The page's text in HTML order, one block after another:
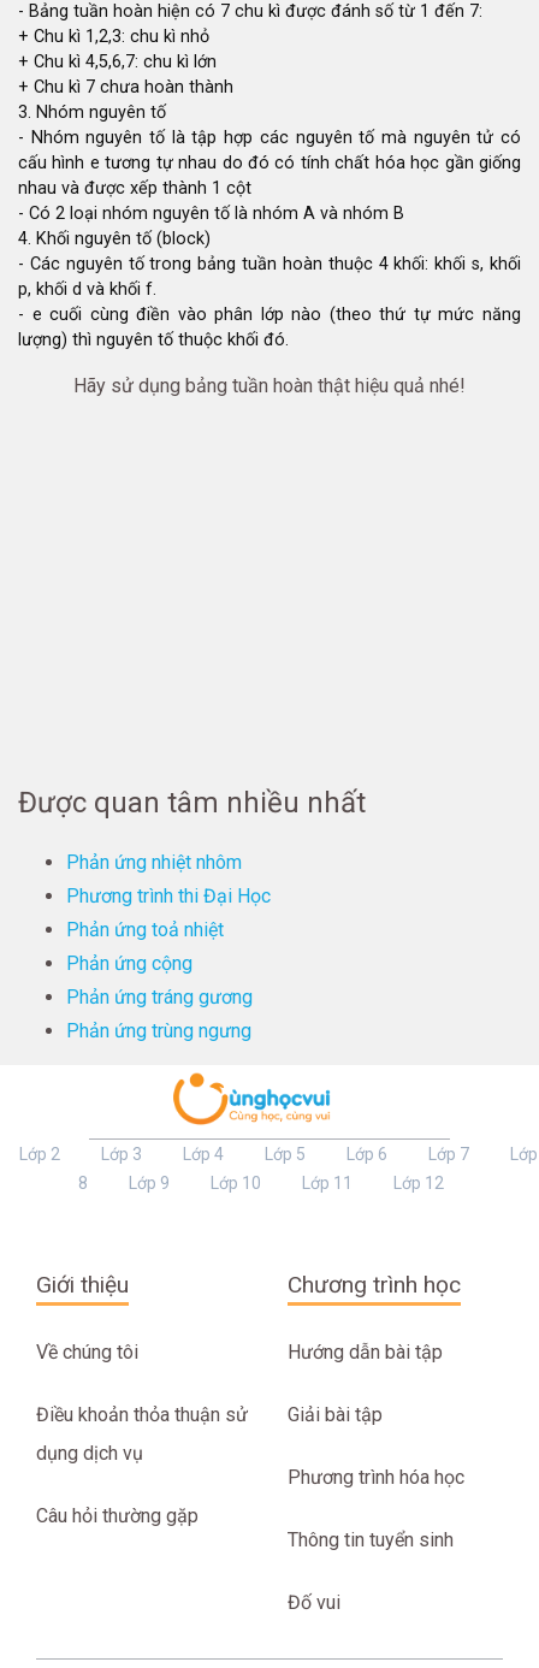
- Bảng tuần hoàn hiện có 7 chu kì được đánh số từ 1 đến 7:
+ Chu kì 1,2,3: chu kì nhỏ
+ Chu kì 4,5,6,7: chu kì lớn
+ Chu kì 7 chưa hoàn thành
3. Nhóm nguyên tố
- Nhóm nguyên tố là tập hợp các nguyên tố mà nguyên tử có
cấu hình e tương tự nhau do đó có tính chất hóa học gần giống
nhau và được xếp thành 1 cột
- Có 2 loại nhóm nguyên tố là nhóm A và nhóm B
4. Khối nguyên tố (block)
- Các nguyên tố trong bảng tuần hoàn thuộc 4 khối: khối s, khối
p, khối d và khối f.
- e cuối cùng điền vào phân lớp nào (theo thứ tự mức năng
lượng) thì nguyên tố thuộc khối đó.
Hãy sử dụng bảng tuần hoàn thật hiệu quả nhé!
Được quan tâm nhiều nhất
Phản ứng nhiệt nhôm
Phương trình thi Đại Học
Phản ứng toả nhiệt
Phản ứng cộng
Phản ứng tráng gương
Phản ứng trùng ngưng
Lớp 2 Lớp 3 Lớp 4 Lớp 5 Lớp 6 Lớp 7
Lớp
8
Lớp 9 Lớp 10 Lớp 11 Lớp 12
Giới thiệu
Về chúng tôi
Điều khoản thỏa thuận sử
dụng dịch vụ
Câu hỏi thường gặp
Chương trình học
Hướng dẫn bài tập
Giải bài tập
Phương trình hóa học
Thông tin tuyển sinh
Đố vui